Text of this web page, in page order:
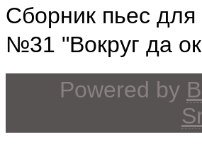
Сборник пьес
№31 "Вокруг да
Powered by